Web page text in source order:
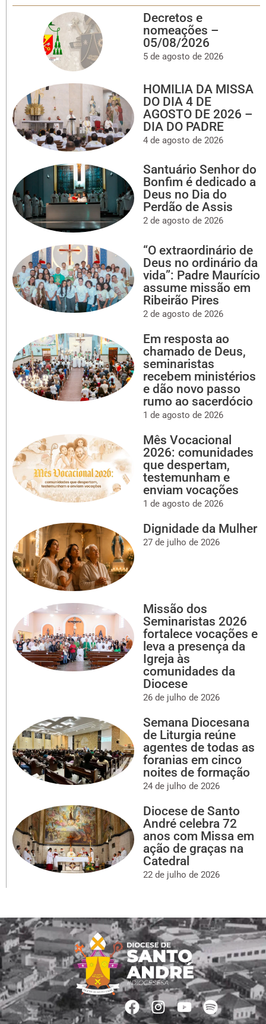
Decretos e
nomeações –
05/08/2026
5 de agosto de 2026
HOMILIA DA MISSA
DO DIA 4 DE
AGOSTO DE 2026 –
DIA DO PADRE
4 de agosto de 2026
Santuário Senhor do
Bonfim é dedicado a
Deus no Dia do
Perdão de Assis
2 de agosto de 2026
“O extraordinário de
Deus no ordinário da
vida”: Padre Maurício
assume missão em
Ribeirão Pires
2 de agosto de 2026
Em resposta ao
chamado de Deus,
seminaristas
recebem ministérios
e dão novo passo
rumo ao sacerdócio
1 de agosto de 2026
Mês Vocacional
2026: comunidades
que despertam,
testemunham e
enviam vocações
1 de agosto de 2026
Dignidade da Mulher
27 de julho de 2026
Missão dos
Seminaristas 2026
fortalece vocações e
leva a presença da
Igreja às
comunidades da
Diocese
26 de julho de 2026
Semana Diocesana
de Liturgia reúne
agentes de todas as
foranias em cinco
noites de formação
24 de julho de 2026
Diocese de Santo
André celebra 72
anos com Missa em
ação de graças na
Catedral
22 de julho de 2026